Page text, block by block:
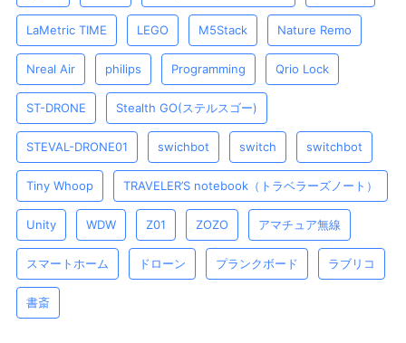
LaMetric TIME LEGO M5Stack Nature Remo
Nreal Air philips Programming Qrio Lock
ST-DRONE Stealth GO(ステルスゴー)
STEVAL-DRONE01 swichbot switch switchbot
Tiny Whoop TRAVELER’S notebook（トラベラーズノート）
Unity WDW Z01 ZOZO アマチュア無線
スマートホーム ドローン プランクボード ラブリコ
書斎